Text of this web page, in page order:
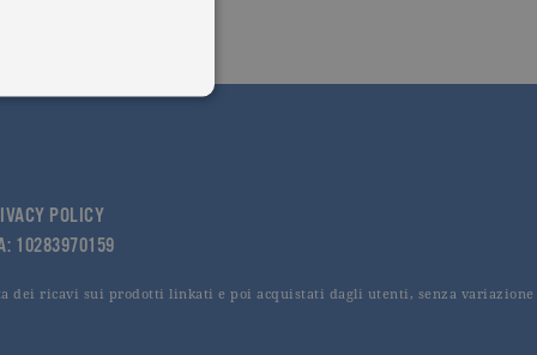
POLICY
10283970159
dei ricavi sui prodotti linkati e poi acquistati dagli utenti, senza variazione
condizioni previste dal
un valore univoco
delle visualizzazioni